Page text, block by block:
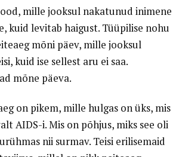
mille jooksul nakatunud inimene
kuid levitab haigust. Tüüpilise nohu
mõni päev, mille jooksul
kuid ise sellest aru ei saa.
mõne päeva.
on pikem, mille hulgas on üks, mis
AIDS-i. Mis on põhjus, miks see oli
nii surmav. Teisi erilisemaid